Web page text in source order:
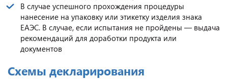
В случае успешного прохождения процедуры
нанесение на упаковку или этикетку изделия знака
ЕАЭС. В случае, если испытания не пройдены — выдача
рекомендаций для доработки продукта или
документов
Схемы декларирования